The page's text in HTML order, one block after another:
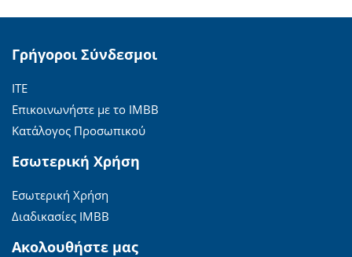
Γρήγοροι Σύνδεσμοι
ΙΤΕ
Επικοινωνήστε με το ΙΜΒΒ
Κατάλογος Προσωπικού
Εσωτερική Χρήση
Εσωτερική Χρήση
Διαδικασίες ΙΜΒΒ
Ακολουθήστε μας